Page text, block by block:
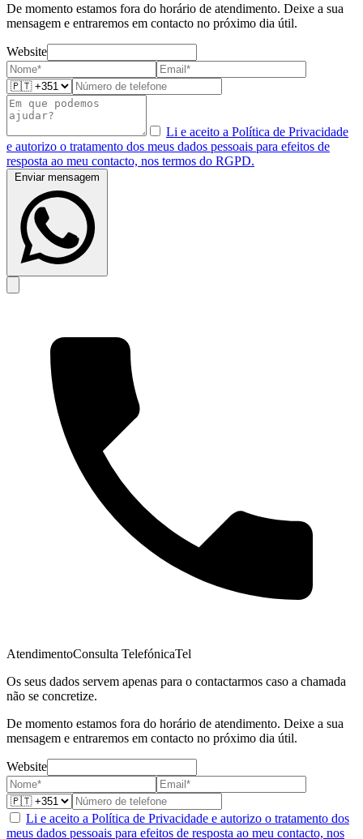
De momento estamos fora do horário de atendimento. Deixe a sua
mensagem e entraremos em contacto no próximo dia útil.
Website
Li e aceito a Política de Privacidade
e autorizo o tratamento dos meus dados pessoais para efeitos de
resposta ao meu contacto, nos termos do RGPD.
AtendimentoConsulta TelefónicaTel
Os seus dados servem apenas para o contactarmos caso a chamada
não se concretize.
De momento estamos fora do horário de atendimento. Deixe a sua
mensagem e entraremos em contacto no próximo dia útil.
Website
Li e aceito a Política de Privacidade e autorizo o tratamento dos
meus dados pessoais para efeitos de resposta ao meu contacto, nos